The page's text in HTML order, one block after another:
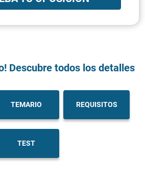
Descubre todos los detalles
TEMARIO REQUISITOS
TEST